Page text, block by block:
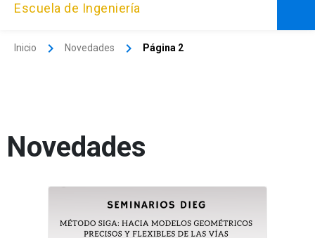
Escuela de Ingeniería
Inicio Novedades Página 2
Novedades
“Método